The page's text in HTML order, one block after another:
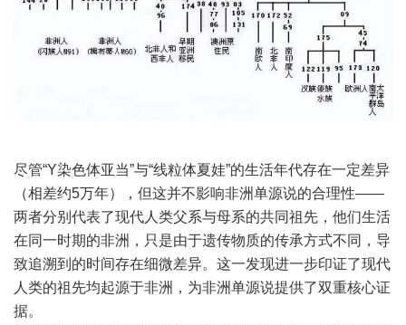
尽管“Y染色体亚当”与“线粒体夏娃”的生活年代存在一定差异
（相差约5万年），但这并不影响非洲单源说的合理性——
两者分别代表了现代人类父系与母系的共同祖先，他们生活
在同一时期的非洲，只是由于遗传物质的传承方式不同，导
致追溯到的时间存在细微差异。这一发现进一步印证了现代
人类的祖先均起源于非洲，为非洲单源说提供了双重核心证
据。